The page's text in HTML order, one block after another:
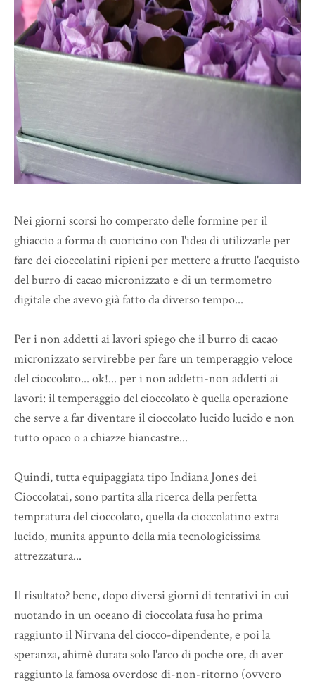
Nei giorni scorsi ho comperato delle formine per il
ghiaccio a forma di cuoricino con l'idea di utilizzarle per
fare dei cioccolatini ripieni per mettere a frutto l'acquisto
del burro di cacao micronizzato e di un termometro
digitale che avevo già fatto da diverso tempo...
Per i non addetti ai lavori spiego che il burro di cacao
micronizzato servirebbe per fare un temperaggio veloce
del cioccolato... ok!... per i non addetti-non addetti ai
lavori: il temperaggio del cioccolato è quella operazione
che serve a far diventare il cioccolato lucido lucido e non
tutto opaco o a chiazze biancastre...
Quindi, tutta equipaggiata tipo Indiana Jones dei
Cioccolatai, sono partita alla ricerca della perfetta
tempratura del cioccolato, quella da cioccolatino extra
lucido, munita appunto della mia tecnologicissima
attrezzatura...
Il risultato? bene, dopo diversi giorni di tentativi in cui
nuotando in un oceano di cioccolata fusa ho prima
raggiunto il Nirvana del ciocco-dipendente, e poi la
speranza, ahimè durata solo l'arco di poche ore, di aver
raggiunto la famosa overdose di-non-ritorno (ovvero